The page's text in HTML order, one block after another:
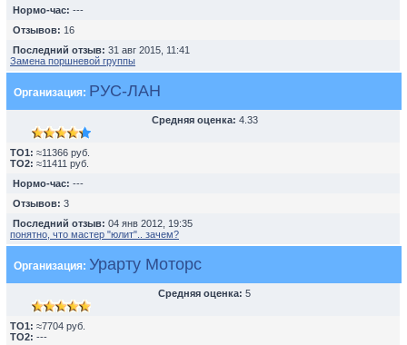
Нормо-час: ---
Отзывов: 16
Последний отзыв: 31 авг 2015, 11:41
Замена поршневой группы
Организация: РУС-ЛАН
Средняя оценка: 4.33
TO1: ≈11366 руб.
TO2: ≈11411 руб.
Нормо-час: ---
Отзывов: 3
Последний отзыв: 04 янв 2012, 19:35
понятно, что мастер "юлит".. зачем?
Организация: Урарту Моторс
Средняя оценка: 5
TO1: ≈7704 руб.
TO2: ---